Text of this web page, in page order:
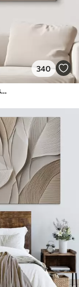
340
Absztrakt festmény olajfestmény stílusban